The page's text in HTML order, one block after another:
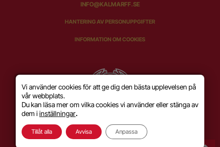
INFO@KALMARFF.SE
HANTERING AV PERSONUPPGIFTER
INFORMATION OM COOKIES
Vi använder cookies för att ge dig den bästa upplevelsen på
vår webbplats.
Du kan läsa mer om vilka cookies vi använder eller stänga av
dem i inställningar.
Tillåt alla Avvisa Anpassa